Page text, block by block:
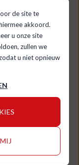
de site te
akkoord.
u onze site
zullen we
u niet opnieuw
op
jouw pricing-
("Kan ik
("Stel een
trouwens